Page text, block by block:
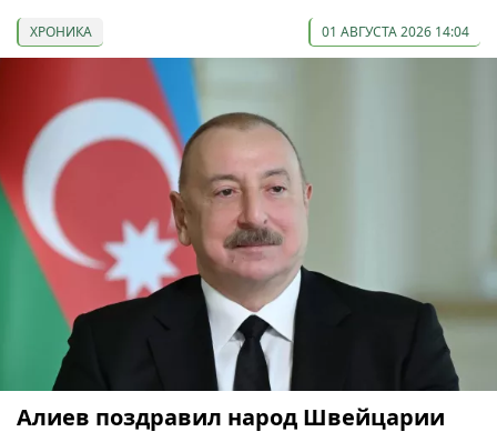
ХРОНИКА 01 АВГУСТА 2026 14:04
Алиев поздравил народ Швейцарии